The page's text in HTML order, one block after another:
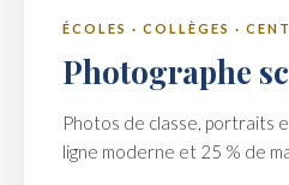
ÉCOLES · COLLÈGES ·
Photographe
Photos de classe, portraits
ligne moderne et 25 % de